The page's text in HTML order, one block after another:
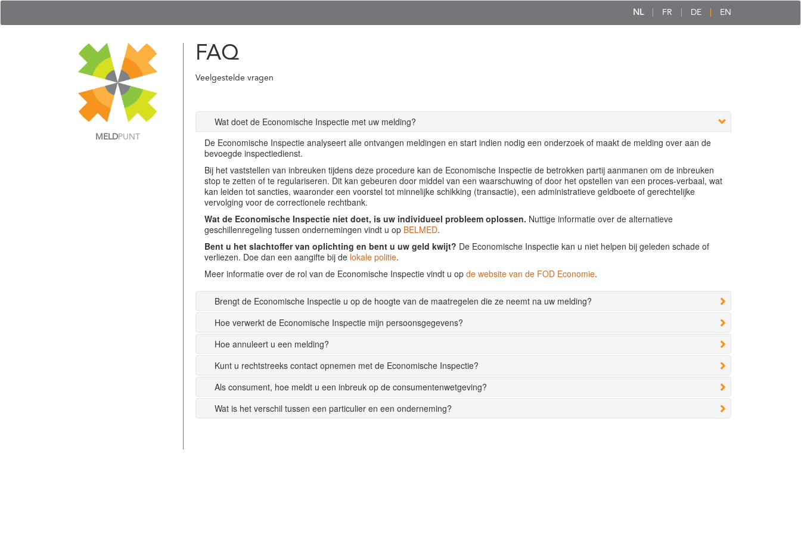
NL FR DE EN
MELDPUNT
FAQ
Veelgestelde vragen
Wat doet de Economische Inspectie met uw melding?
De Economische Inspectie analyseert alle ontvangen meldingen en start indien nodig een onderzoek of maakt de melding over aan de
bevoegde inspectiedienst.
Bij het vaststellen van inbreuken tijdens deze procedure kan de Economische Inspectie de betrokken partij aanmanen om de inbreuken
stop te zetten of te regulariseren. Dit kan gebeuren door middel van een waarschuwing of door het opstellen van een proces-verbaal, wat
kan leiden tot sancties, waaronder een voorstel tot minnelijke schikking (transactie), een administratieve geldboete of gerechtelijke
vervolging voor de correctionele rechtbank.
Wat de Economische Inspectie niet doet, is uw individueel probleem oplossen. Nuttige informatie over de alternatieve
geschillenregeling tussen ondernemingen vindt u op BELMED.
Bent u het slachtoffer van oplichting en bent u uw geld kwijt? De Economische Inspectie kan u niet helpen bij geleden schade of
verliezen. Doe dan een aangifte bij de lokale politie.
Meer informatie over de rol van de Economische Inspectie vindt u op de website van de FOD Economie.
Brengt de Economische Inspectie u op de hoogte van de maatregelen die ze neemt na uw melding?
Hoe verwerkt de Economische Inspectie mijn persoonsgegevens?
Hoe annuleert u een melding?
Kunt u rechtstreeks contact opnemen met de Economische Inspectie?
Als consument, hoe meldt u een inbreuk op de consumentenwetgeving?
Wat is het verschil tussen een particulier en een onderneming?